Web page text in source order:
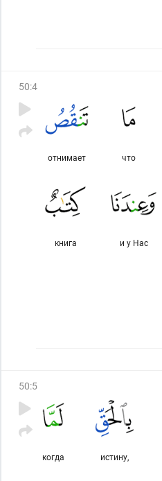
50:4
что
отнимает
и у Нас
книга
50:5
истину,
когда